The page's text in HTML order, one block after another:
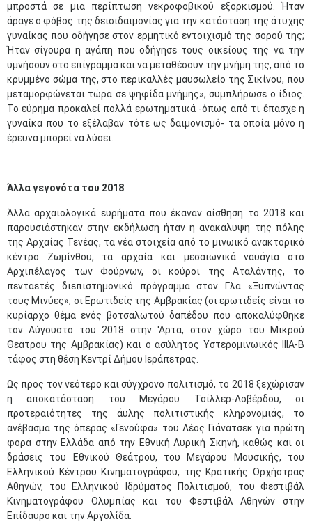
μπροστά σε μια περίπτωση νεκροφοβικού εξορκισμού. Ήταν
άραγε ο φόβος της δεισιδαιμονίας για την κατάσταση της άτυχης
γυναίκας που οδήγησε στον ερμητικό εντοιχισμό της σορού της;
Ήταν σίγουρα η αγάπη που οδήγησε τους οικείους της να την
υμνήσουν στο επίγραμμα και να μεταθέσουν την μνήμη της, από το
κρυμμένο σώμα της, στο περικαλλές μαυσωλείο της Σικίνου, που
μεταμορφώνεται τώρα σε ψηφίδα μνήμης», συμπλήρωσε ο ίδιος.
Το εύρημα προκαλεί πολλά ερωτηματικά -όπως από τι έπασχε η
γυναίκα που το εξέλαβαν τότε ως δαιμονισμό- τα οποία μόνο η
έρευνα μπορεί να λύσει.
Άλλα γεγονότα του 2018
Άλλα αρχαιολογικά ευρήματα που έκαναν αίσθηση το 2018 και
παρουσιάστηκαν στην εκδήλωση ήταν η ανακάλυψη της πόλης
της Αρχαίας Τενέας, τα νέα στοιχεία από το μινωικό ανακτορικό
κέντρο Ζωμίνθου, τα αρχαία και μεσαιωνικά ναυάγια στο
Αρχιπέλαγος των Φούρνων, οι κούροι της Αταλάντης, το
πενταετές διεπιστημονικό πρόγραμμα στον Γλα «Ξυπνώντας
τους Μινύες», οι Ερωτιδείς της Αμβρακίας (οι ερωτιδείς είναι το
κυρίαρχο θέμα ενός βοτσαλωτού δαπέδου που αποκαλύφθηκε
τον Αύγουστο του 2018 στην 'Αρτα, στον χώρο του Μικρού
Θεάτρου της Αμβρακίας) και ο ασύλητος Υστερομινωικός ΙΙΙΑ-Β
τάφος στη θέση Κεντρί Δήμου Ιεράπετρας.
Ως προς τον νεότερο και σύγχρονο πολιτισμό, το 2018 ξεχώρισαν
η αποκατάσταση του Μεγάρου Τσίλλερ-Λοβέρδου, οι
προτεραιότητες της άυλης πολιτιστικής κληρονομιάς, το
ανέβασμα της όπερας «Γενούφα» του Λέος Γιάνατσεκ για πρώτη
φορά στην Ελλάδα από την Εθνική Λυρική Σκηνή, καθώς και οι
δράσεις του Εθνικού Θεάτρου, του Μεγάρου Μουσικής, του
Ελληνικού Κέντρου Κινηματογράφου, της Κρατικής Ορχήστρας
Αθηνών, του Ελληνικού Ιδρύματος Πολιτισμού, του Φεστιβάλ
Κινηματογράφου Ολυμπίας και του Φεστιβάλ Αθηνών στην
Επίδαυρο και την Αργολίδα.